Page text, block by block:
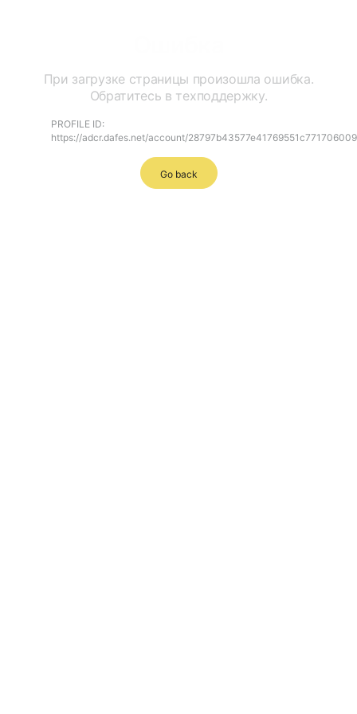
При загрузке страницы произошла ошибка.
Обратитесь в техподдержку.
PROFILE ID:
https://adcr.dafes.net/account/
Go back